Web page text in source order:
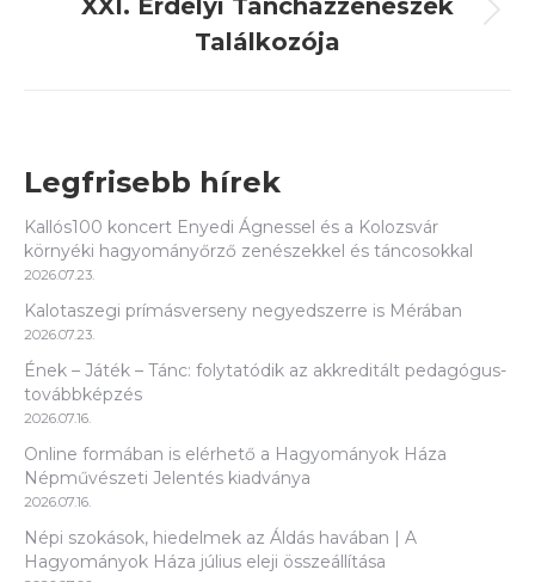
post:
XXI. Erdélyi Táncházzenészek
Találkozója
Legfrisebb hírek
Kallós100 koncert Enyedi Ágnessel és a Kolozsvár
környéki hagyományőrző zenészekkel és táncosokkal
2026.07.23.
Kalotaszegi prímásverseny negyedszerre is Mérában
2026.07.23.
Ének – Játék – Tánc: folytatódik az akkreditált pedagógus-
továbbképzés
2026.07.16.
Online formában is elérhető a Hagyományok Háza
Népművészeti Jelentés kiadványa
2026.07.16.
Népi szokások, hiedelmek az Áldás havában | A
Hagyományok Háza július eleji összeállítása